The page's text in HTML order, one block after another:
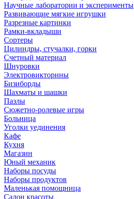
Научные лаборатории и эксперименты
Развивающие мягкие игрушки
Разрезные картинки
Рамки-вкладыши
Сортеры
Цилиндры, стучалки, горки
Счетный материал
Шнуровки
Электровикторины
Бизиборды
Шахматы и шашки
Пазлы
Сюжетно-ролевые игры
Больница
Уголки уединения
Кафе
Кухня
Магазин
Юный механик
Наборы посуды
Наборы продуктов
Маленькая помощница
Салон красоты